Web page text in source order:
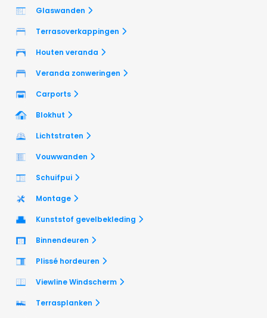
Glaswanden
Terrasoverkappingen
Houten veranda
Veranda zonweringen
Carports
Blokhut
Lichtstraten
Vouwwanden
Schuifpui
Montage
Kunststof gevelbekleding
Binnendeuren
Plissé hordeuren
Viewline Windscherm
Terrasplanken